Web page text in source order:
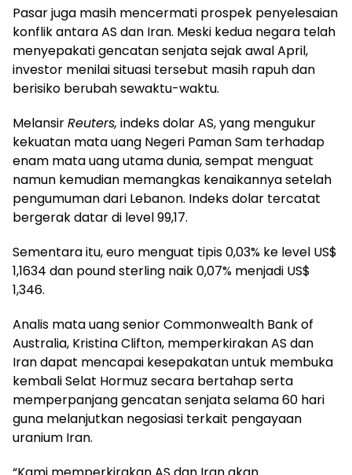
Pasar juga masih mencermati prospek penyelesaian
konflik antara AS dan Iran. Meski kedua negara telah
menyepakati gencatan senjata sejak awal April,
investor menilai situasi tersebut masih rapuh dan
berisiko berubah sewaktu-waktu.
MelansirReuters, indeks dolar AS, yang mengukur
kekuatan mata uang Negeri Paman Sam terhadap
enam mata uang utama dunia, sempat menguat
namun kemudian memangkas kenaikannya setelah
pengumuman dari Lebanon. Indeks dolar tercatat
bergerak datar di level 99,17.
Sementara itu, euro menguat tipis 0,03% ke level US$
1,1634 dan pound sterling naik 0,07% menjadi US$
1,346.
Analis mata uang senior Commonwealth Bank of
Australia, Kristina Clifton, memperkirakan AS dan
Iran dapat mencapai kesepakatan untuk membuka
kembali Selat Hormuz secara bertahap serta
memperpanjang gencatan senjata selama 60 hari
guna melanjutkan negosiasi terkait pengayaan
uranium Iran.